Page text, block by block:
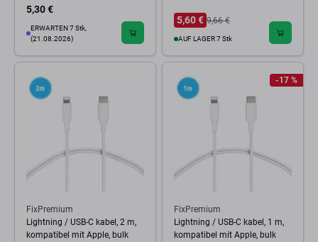
5,30 €
ERWARTEN 7 Stk,
(21.08.2026)
5,60 € 9,66 €
AUF LAGER 7 Stk
FixPremium
Lightning / USB-C kabel, 2 m,
kompatibel mit Apple, bulk
-17 %
FixPremium
Lightning / USB-C kabel, 1 m,
kompatibel mit Apple, bulk